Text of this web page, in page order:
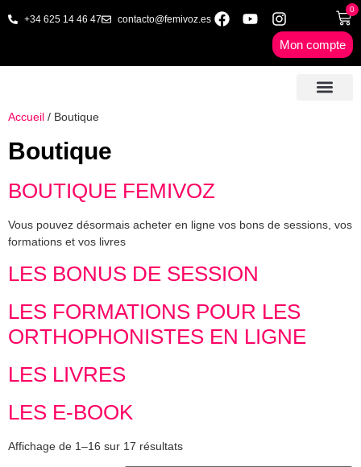
+34 625 14 46 47 contacto@femivoz.es
0
Mon compte
Accueil / Boutique
Boutique
BOUTIQUE FEMIVOZ
Vous pouvez désormais acheter en ligne vos bons de sessions, vos
formations et vos livres
LES BONUS DE SESSION
LES FORMATIONS POUR LES
ORTHOPHONISTES EN LIGNE
LES LIVRES
LES E-BOOK
Affichage de 1–16 sur 17 résultats